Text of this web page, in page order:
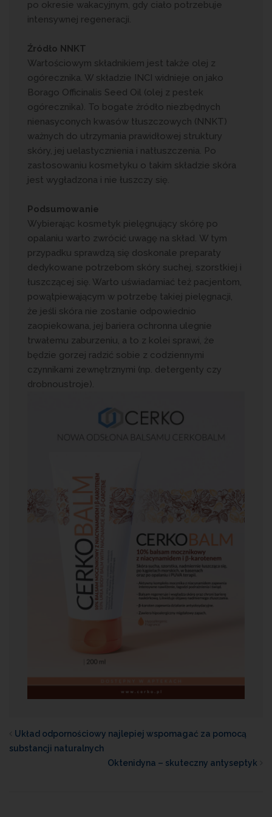
po okresie wakacyjnym, gdy ciało potrzebuje
intensywnej regeneracji.
Źródło NNKT
Wartościowym składnikiem jest także olej z
ogórecznika. W składzie INCI widnieje on jako
Borago Officinalis Seed Oil (olej z pestek
ogórecznika). To bogate źródło niezbędnych
nienasyconych kwasów tłuszczowych (NNKT)
ważnych do utrzymania prawidłowej struktury
skóry, jej uelastycznienia i natłuszczenia. Po
zastosowaniu kosmetyku o takim składzie skóra
jest wygładzona i nie łuszczy się.
Podsumowanie
Wybierając kosmetyk pielęgnujący skórę po
opalaniu warto zwrócić uwagę na skład. W tym
przypadku sprawdzą się doskonale preparaty
dedykowane potrzebom skóry suchej, szorstkiej i
łuszczącej się. Warto uświadamiać też pacjentom,
powątpiewającym w potrzebę takiej pielęgnacji,
że jeśli skóra nie zostanie odpowiednio
zaopiekowana, jej bariera ochronna ulegnie
trwałemu zaburzeniu, a to z kolei sprawi, że
będzie gorzej radzić sobie z codziennymi
czynnikami zewnętrznymi (np. detergenty czy
drobnoustroje).
Układ odpornościowy najlepiej wspomagać za pomocą
substancji naturalnych
Oktenidyna – skuteczny antyseptyk